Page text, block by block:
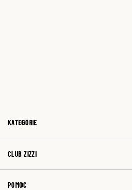
KATEGORIE
CLUB ZIZZI
POMOC